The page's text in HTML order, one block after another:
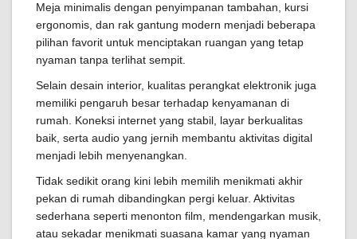
Meja minimalis dengan penyimpanan tambahan, kursi
ergonomis, dan rak gantung modern menjadi beberapa
pilihan favorit untuk menciptakan ruangan yang tetap
nyaman tanpa terlihat sempit.
Selain desain interior, kualitas perangkat elektronik juga
memiliki pengaruh besar terhadap kenyamanan di
rumah. Koneksi internet yang stabil, layar berkualitas
baik, serta audio yang jernih membantu aktivitas digital
menjadi lebih menyenangkan.
Tidak sedikit orang kini lebih memilih menikmati akhir
pekan di rumah dibandingkan pergi keluar. Aktivitas
sederhana seperti menonton film, mendengarkan musik,
atau sekadar menikmati suasana kamar yang nyaman